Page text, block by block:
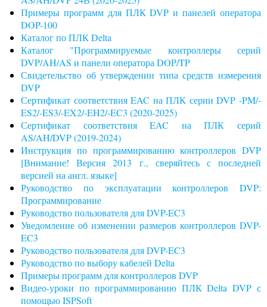
Примеры программ для ПЛК DVP и панелей оператора
DOP-100
Каталог по ПЛК Delta
Каталог "Программируемые контроллеры серий
DVP/AH/AS и панели оператора DOP/TP
Свидетельство об утверждении типа средств измерения
DVP
Сертификат соответствия EAC на ПЛК серии DVP -PM/-
ES2/-ES3/-EX2/-EH2/-EC3 (2020-2025)
Сертификат соответствия EAC на ПЛК серий
AS/AH/DVP (2019-2024)
Инструкция по программированию контроллеров DVP
[Внимание! Версия 2013 г., сверяйтесь с последней
версией на англ. языке]
Руководство по эксплуатации контроллеров DVP:
Программирование
Руководство пользователя для DVP-EC3
Уведомление об изменении размеров контроллеров DVP-
EC3
Руководство пользователя для DVP-EC3
Руководство по выбору кабелей Delta
Примеры программ для контроллеров DVP
Видео-уроки по программированию ПЛК Delta DVP с
помощью ISPSoft